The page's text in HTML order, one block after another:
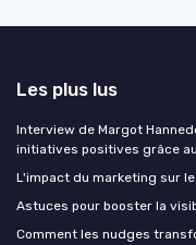
Les plus lus
Interview de Margot
initiatives positives grâce
L'impact du marketing sur
Astuces pour booster la
Comment les nudges